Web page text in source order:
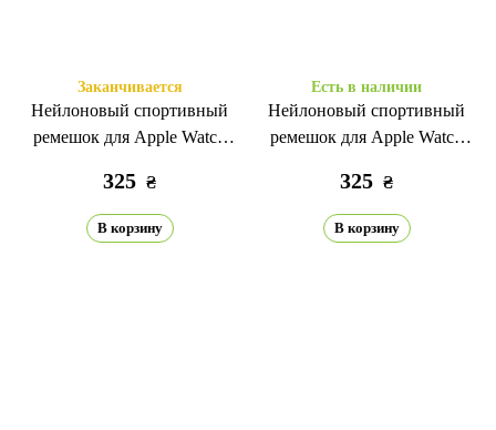
Заканчивается
Нейлоновый спортивный
ремешок для Apple Watch
325 ₴
В корзину
Есть в наличии
Нейлоновый спортивный
ремешок для Apple Watch
черный
325 ₴
В корзину